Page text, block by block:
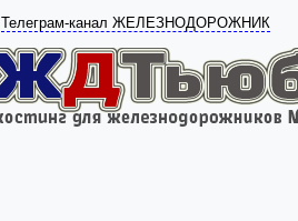
Телеграм-канал ЖЕЛЕЗНОДОРОЖНИК